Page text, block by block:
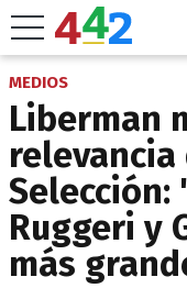
MEDIOS
Liberman
relevancia
Selección:
Ruggeri y
más